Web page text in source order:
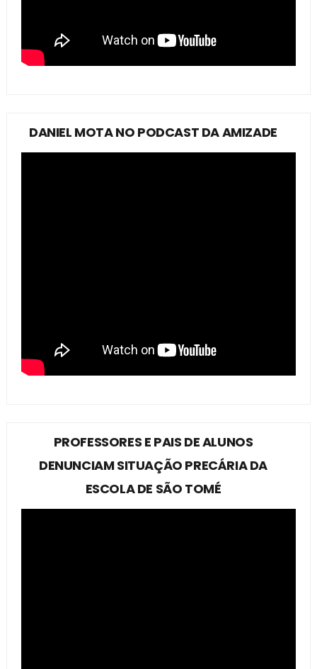
DANIEL MOTA NO PODCAST DA AMIZADE
PROFESSORES E PAIS DE ALUNOS
DENUNCIAM SITUAÇÃO PRECÁRIA DA
ESCOLA DE SÃO TOMÉ